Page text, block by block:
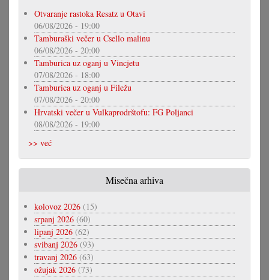
Otvaranje rastoka Resatz u Otavi
06/08/2026 - 19:00
Tamburaški večer u Csello malinu
06/08/2026 - 20:00
Tamburica uz oganj u Vincjetu
07/08/2026 - 18:00
Tamburica uz oganj u Filežu
07/08/2026 - 20:00
Hrvatski večer u Vulkaprodrštofu: FG Poljanci
08/08/2026 - 19:00
>> već
Misečna arhiva
kolovoz 2026 (15)
srpanj 2026 (60)
lipanj 2026 (62)
svibanj 2026 (93)
travanj 2026 (63)
ožujak 2026 (73)